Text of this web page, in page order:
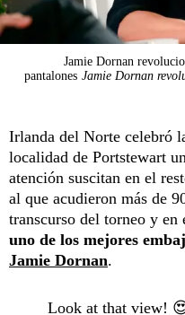
Jamie Dornan
pantalones Jamie Dornan
Irlanda del Norte celebró
localidad de Portstewart
atención suscitan en el
al que acudieron más de
transcurso del torneo y en
uno de los mejores
Jamie Dornan.
Look at that view!